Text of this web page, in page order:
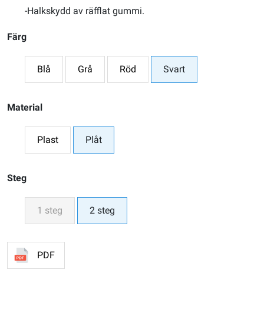
-Halkskydd av räfflat gummi.
Färg
Blå Grå Röd Svart
Material
Plast Plåt
Steg
1 steg 2 steg
PDF